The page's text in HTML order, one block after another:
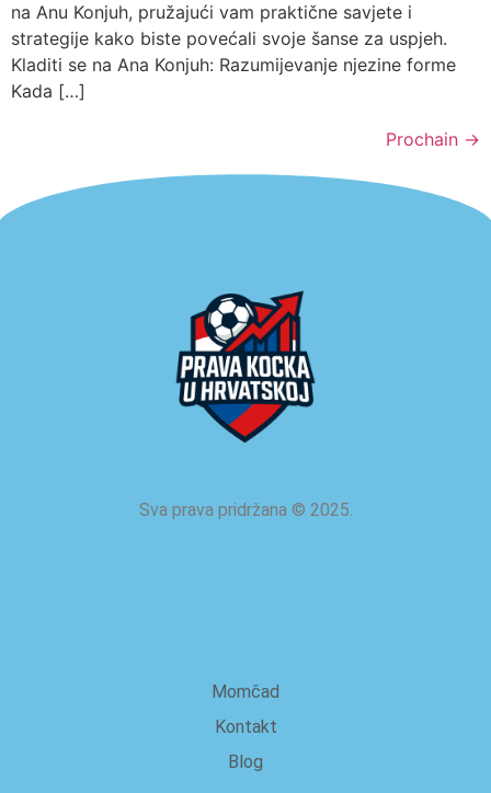
na Anu Konjuh, pružajući vam praktične savjete i
strategije kako biste povećali svoje šanse za uspjeh.
Kladiti se na Ana Konjuh: Razumijevanje njezine forme
Kada […]
Prochain →
Sva prava pridržana © 2025.
Momčad
Kontakt
Blog